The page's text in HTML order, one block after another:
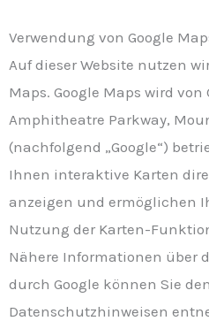
Verwendung von Google
Auf dieser Website nutzen
Maps. Google Maps wird von
Amphitheatre Parkway,
(nachfolgend „Google“)
Ihnen interaktive Karten
anzeigen und ermöglichen
Nutzung der Karten-
Nähere Informationen über
durch Google können Sie
Datenschutzhinweisen